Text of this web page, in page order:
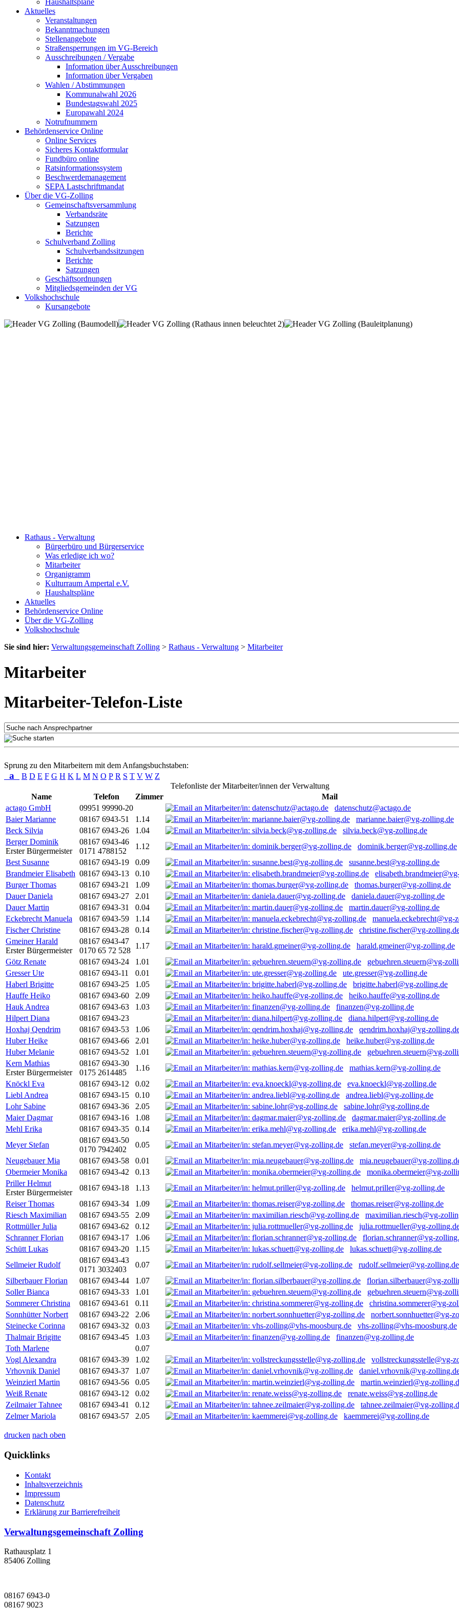
Haushaltspläne
Aktuelles
Veranstaltungen
Bekanntmachungen
Stellenangebote
Straßensperrungen im VG-Bereich
Ausschreibungen / Vergabe
Information über Ausschreibungen
Information über Vergaben
Wahlen / Abstimmungen
Kommunalwahl 2026
Bundestagswahl 2025
Europawahl 2024
Notrufnummern
Behördenservice Online
Online Services
Sicheres Kontaktformular
Fundbüro online
Ratsinformationssystem
Beschwerdemanagement
SEPA Lastschriftmandat
Über die VG-Zolling
Gemeinschaftsversammlung
Verbandsräte
Satzungen
Berichte
Schulverband Zolling
Schulverbandssitzungen
Berichte
Satzungen
Geschäftsordnungen
Mitgliedsgemeinden der VG
Volkshochschule
Kursangebote
Rathaus - Verwaltung
Bürgerbüro und Bürgerservice
Was erledige ich wo?
Mitarbeiter
Organigramm
Kulturraum Ampertal e.V.
Haushaltspläne
Aktuelles
Behördenservice Online
Über die VG-Zolling
Volkshochschule
Sie sind hier: Verwaltungsgemeinschaft Zolling > Rathaus - Verwaltung > Mitarbeiter
Mitarbeiter
Mitarbeiter-Telefon-Liste
Sprung zu den Mitarbeitern mit dem Anfangsbuchstaben:
a B D E F G H K L M N O P R S T V W Z
Telefonliste der Mitarbeiter/innen der Verwaltung
Name
Telefon Zimmer
Mail
actago GmbH
09951 99990-20
datenschutz@actago.de
Baier Marianne
08167 6943-51 1.14
marianne.baier@vg-zolling.de
Beck Silvia
08167 6943-26 1.04
silvia.beck@vg-zolling.de
Berger Dominik
Erster Bürgermeister
08167 6943-46
0171 4788152
1.12
dominik.berger@vg-zolling.de
Best Susanne
08167 6943-19 0.09
susanne.best@vg-zolling.de
Brandmeier Elisabeth 08167 6943-13 0.10
Burger Thomas
08167 6943-21 1.09
thomas.burger@vg-zolling.de
Dauer Daniela
08167 6943-27 2.01
daniela.dauer@vg-zolling.de
Dauer Martin
08167 6943-31 0.04
martin.dauer@vg-zolling.de
Eckebrecht Manuela
08167 6943-59 1.14
manuela.eckebrecht@vg-
Fischer Christine
08167 6943-28 0.14
christine.fischer@vg-
Gmeiner Harald
Erster Bürgermeister
08167 6943-47
0170 65 72 528
1.17
harald.gmeiner@vg-zolling.de
Götz Renate
08167 6943-24 1.01
gebuehren.steuern@vg-
Gresser Ute
08167 6943-11 0.01
ute.gresser@vg-zolling.de
Haberl Brigitte
08167 6943-25 1.05
brigitte.haberl@vg-zolling.de
Hauffe Heiko
08167 6943-60 2.09
heiko.hauffe@vg-zolling.de
Hauk Andrea
08167 6943-63 1.03
finanzen@vg-zolling.de
Hilpert Diana
08167 6943-23
diana.hilpert@vg-zolling.de
Hoxhaj Qendrim
08167 6943-53 1.06
qendrim.hoxhaj@vg-
Huber Heike
08167 6943-66 2.01
heike.huber@vg-zolling.de
Huber Melanie
08167 6943-52 1.01
gebuehren.steuern@vg-
Kern Mathias
Erster Bürgermeister
08167 6943-30
0175 2614485
1.16
mathias.kern@vg-zolling.de
Knöckl Eva
08167 6943-12 0.02
eva.knoeckl@vg-zolling.de
Liebl Andrea
08167 6943-15 0.10
andrea.liebl@vg-zolling.de
Lohr Sabine
08167 6943-36 2.05
sabine.lohr@vg-zolling.de
Maier Dagmar
08167 6943-16 1.08
dagmar.maier@vg-zolling.de
Mehl Erika
08167 6943-35 0.14
erika.mehl@vg-zolling.de
Meyer Stefan
08167 6943-50
0170 7942402
0.05
stefan.meyer@vg-zolling.de
Neugebauer Mia
08167 6943-58 0.01
mia.neugebauer@vg-
Obermeier Monika
08167 6943-42 0.13
monika.obermeier@vg-
Priller Helmut
Erster Bürgermeister
08167 6943-18 1.13
helmut.priller@vg-zolling.de
Reiser Thomas
08167 6943-34 1.09
thomas.reiser@vg-zolling.de
Riesch Maximilian
08167 6943-55 2.09
maximilian.riesch@vg-
Rottmüller Julia
08167 6943-62 0.12
julia.rottmueller@vg-
Schranner Florian
08167 6943-17 1.06
florian.schranner@vg-
Schütt Lukas
08167 6943-20 1.15
lukas.schuett@vg-zolling.de
Sellmeier Rudolf
08167 6943-43
0171 3032403
0.07
rudolf.sellmeier@vg-zolling.de
Silberbauer Florian
08167 6943-44 1.07
florian.silberbauer@vg-
Soller Bianca
08167 6943-33 1.01
gebuehren.steuern@vg-
Sommerer Christina
08167 6943-61 0.11
christina.sommerer@vg-
Sonnhütter Norbert
08167 6943-22 2.06
norbert.sonnhuetter@vg-
Steinecke Corinna
08167 6943-32 0.03
vhs-zolling@vhs-moosburg.de
Thalmair Brigitte
08167 6943-45 1.03
finanzen@vg-zolling.de
Toth Marlene
0.07
Vogl Alexandra
08167 6943-39 1.02
vollstreckungsstelle@vg-
Vrhovnik Daniel
08167 6943-37 1.07
daniel.vrhovnik@vg-
Weinzierl Martin
08167 6943-56 0.05
martin.weinzierl@vg-
Weiß Renate
08167 6943-12 0.02
renate.weiss@vg-zolling.de
Zeilmaier Tahnee
08167 6943-41 0.12
tahnee.zeilmaier@vg-
Zelmer Mariola
08167 6943-57 2.05 kaemmerei@vg-zolling.de
drucken nach oben
Quicklinks
Kontakt
Inhaltsverzeichnis
Impressum
Datenschutz
Erklärung zur Barrierefreiheit
Verwaltungsgemeinschaft Zolling
Rathausplatz 1
85406 Zolling
08167 6943-0
08167 9023